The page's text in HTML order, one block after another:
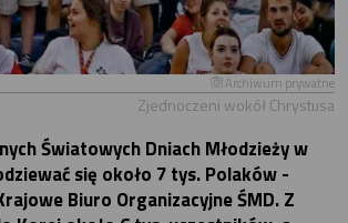
Archiwum prywatne
Zjednoczeni wokół Chrystusa
Światowych Dniach Młodzieży w
się około 7 tys. Polaków -
Biuro Organizacyjne ŚMD. Z